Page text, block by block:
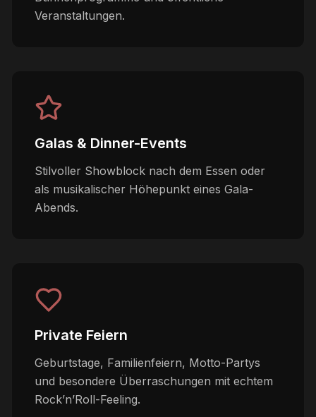
Veranstaltungen.
Galas & Dinner-Events
Stilvoller Showblock nach dem Essen oder
als musikalischer Höhepunkt eines Gala-
Abends.
Private Feiern
Geburtstage, Familienfeiern, Motto-Partys
und besondere Überraschungen mit echtem
Rock’n’Roll-Feeling.